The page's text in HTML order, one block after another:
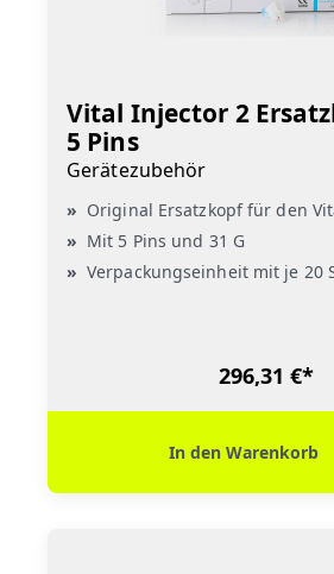
Vital Injector 2
5 Pins
Gerätezubehör
Original Ersatzkopf für den
Mit 5 Pins und 31 G
Verpackungseinheit mit je 20
296,31 €*
In den Warenkorb